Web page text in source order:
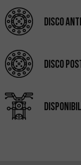
Disco
Disco